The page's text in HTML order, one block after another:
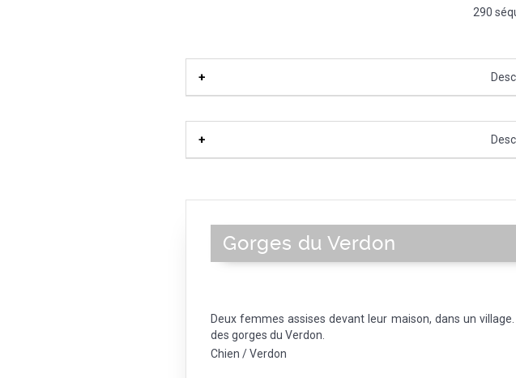
290
Station thermale|Site historique|Belvédère|Curiosité
Centre
Gorges du Verdon
Deux femmes assises devant leur maison, dans un village.
des gorges du Verdon.
Chien / Verdon